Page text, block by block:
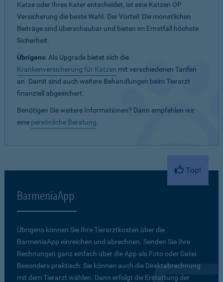
Katze oder Ihres Kater entscheidet, ist eine Katzen OP
Versicherung die beste Wahl. Der Vorteil: Die monatlichen
Beiträge sind überschaubar und bieten im Ernstfall höchste
Sicherheit.
Übrigens: Als Upgrade bietet sich die
Krankenversicherung für Katzen mit verschiedenen Tarifen
an. Damit sind auch weitere Behandlungen beim Tierarzt
finanziell abgesichert.
Benötigen Sie weitere Informationen? Dann empfehlen wir
eine persönliche Beratung.
Top!
BarmeniaApp
Übrigens können Sie Ihre Tierarztkosten über die
BarmeniaApp einreichen und abrechnen. Senden Sie Ihre
Rechnungen ganz einfach über die App als Foto oder Datei.
Besonders praktisch: Sie können auch die Direktabrechnung
mit dem Tierarzt wählen. Dann erfolgt die Erstattung der